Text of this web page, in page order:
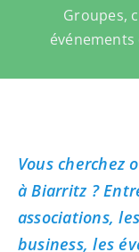
Groupes,
Vous cherchez
à Biarritz ?
associations,
business, les